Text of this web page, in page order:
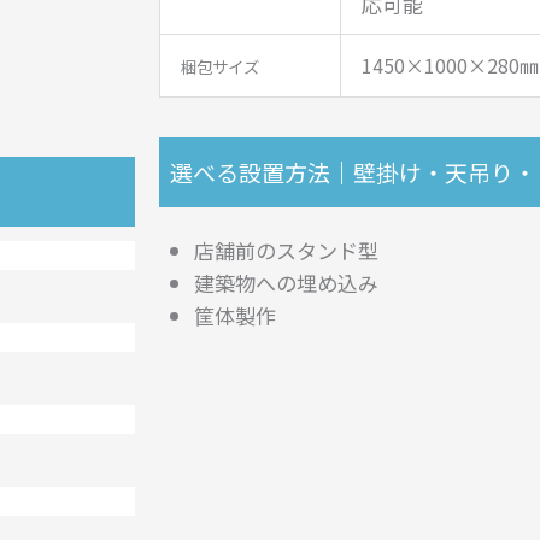
梱包サイズ 1450×1000×280㎜
選べる設置方法｜壁掛け・天吊り
店舗前のスタンド型
建築物への埋め込み
筐体製作